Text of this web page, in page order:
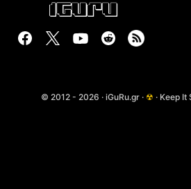
© 2012 - 2026 · iGuRu.gr · ☢ · Keep